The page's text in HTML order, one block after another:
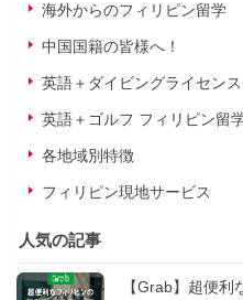
海外からのフィリピン留学
中国国籍の皆様へ！
英語＋ダイビングライセンス
英語＋ゴルフ フィリピン留
各地域別特徴
フィリピン現地サービス
人気の記事
【Grab】超便